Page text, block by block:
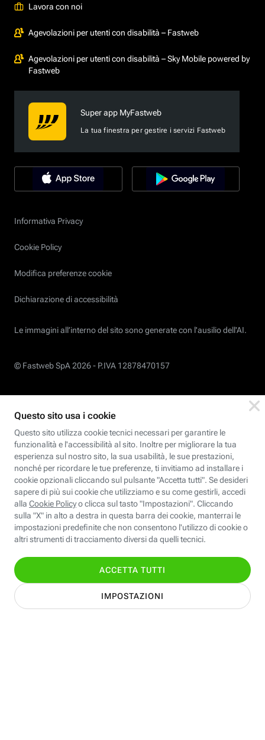
Lavora con noi
Agevolazioni per utenti con disabilità – Fastweb
Agevolazioni per utenti con disabilità – Sky Mobile powered by
Fastweb
Super app MyFastweb
La tua finestra per gestire i servizi Fastweb
Informativa Privacy
Cookie Policy
Modifica preferenze cookie
Dichiarazione di accessibilità
Le immagini all’interno del sito sono generate con l'ausilio dell'AI.
© Fastweb SpA 2026 - P.IVA 12878470157